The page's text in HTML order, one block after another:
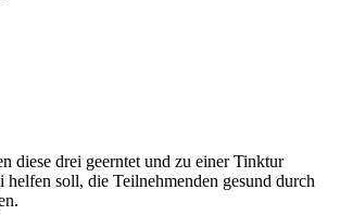
diese drei geerntet und zu einer Tinktur
helfen soll, die Teilnehmenden gesund durch